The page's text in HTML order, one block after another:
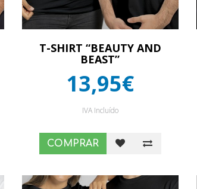
T-SHIRT “BEAUTY AND
BEAST”
13,95€
IVA Incluído
COMPRAR